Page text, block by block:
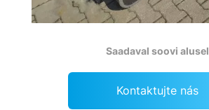
Saadaval soovi alusel
Kontaktujte nás